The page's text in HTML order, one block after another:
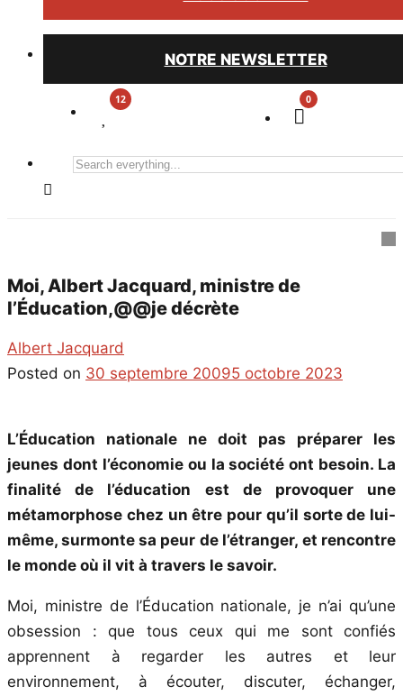
NOTRE NEWSLETTER
0
Search
Moi, Albert Jacquard, ministre de
l’Éducation,@@je décrète
Albert Jacquard
Posted on 30 septembre 20095 octobre 2023
L’Éducation nationale ne doit pas préparer les
jeunes dont l’économie ou la société ont besoin. La
finalité de l’éducation est de provoquer une
métamorphose chez un être pour qu’il sorte de lui-
même, surmonte sa peur de l’étranger, et rencontre
le monde où il vit à travers le savoir.
Moi, ministre de l’Éducation nationale, je n’ai qu’une
obsession : que tous ceux qui me sont confiés
apprennent à regarder les autres et leur
environnement, à écouter, discuter, échanger,